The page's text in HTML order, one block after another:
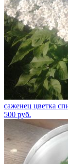
саженец цветка
500 руб.